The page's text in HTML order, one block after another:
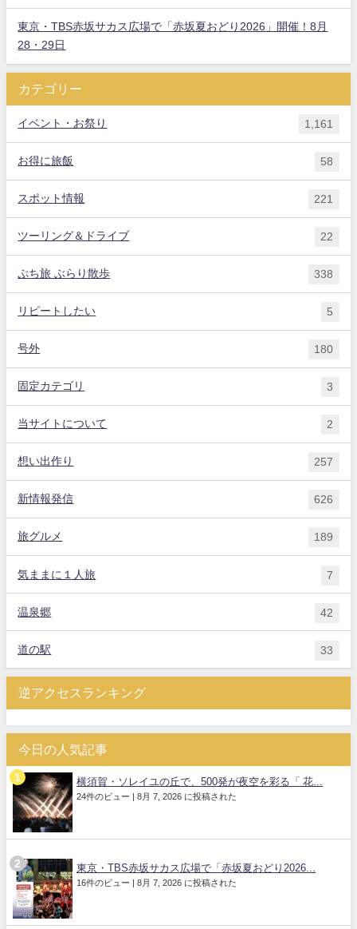
東京・TBS赤坂サカス広場で「赤坂夏おどり2026」開催！8月
28・29日
カテゴリー
イベント・お祭り 1,161
お得に旅飯 58
スポット情報 221
ツーリング＆ドライブ 22
ぷち旅 ぶらり散歩 338
リピートしたい 5
号外 180
固定カテゴリ 3
当サイトについて 2
想い出作り 257
新情報発信 626
旅グルメ 189
気ままに１人旅 7
温泉郷 42
道の駅 33
逆アクセスランキング
今日の人気記事
横須賀・ソレイユの丘で、500発が夜空を彩る「 花...
24件のビュー | 8月 7, 2026 に投稿された
東京・TBS赤坂サカス広場で「赤坂夏おどり2026...
16件のビュー | 8月 7, 2026 に投稿された